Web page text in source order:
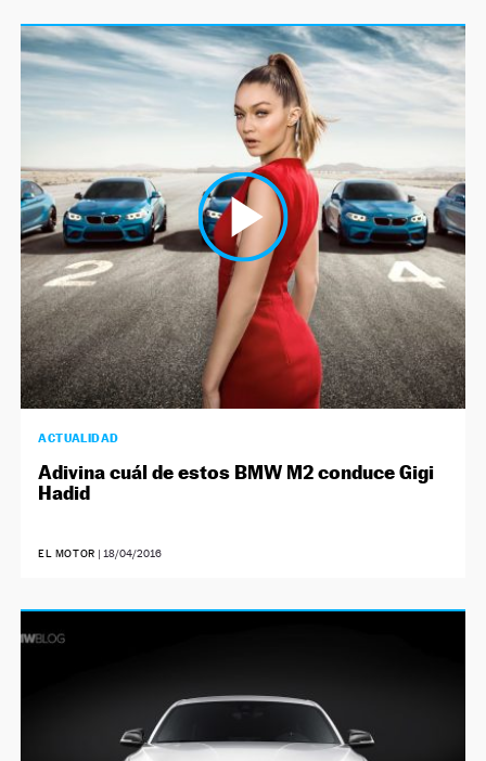
ACTUALIDAD
Adivina cuál de estos BMW M2 conduce Gigi
Hadid
EL MOTOR | 18/04/2016